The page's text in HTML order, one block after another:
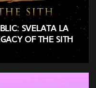
svelata la
of the Sith